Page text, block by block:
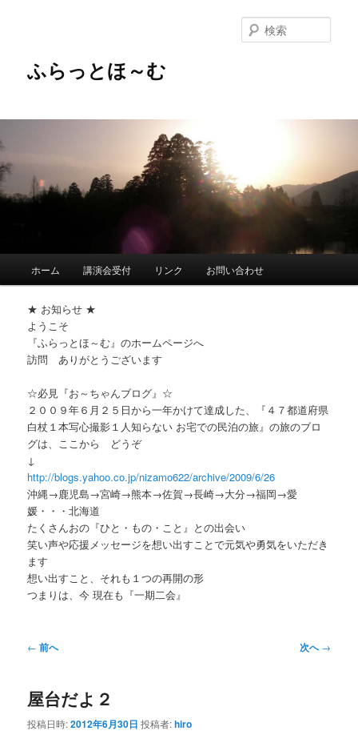
へ
移
動
ふらっとほ～む
索
ホーム 講演会受付 リンク お問い合わせ
★ お知らせ ★
ようこそ
『ふらっとほ～む』のホームページへ
訪問 ありがとうございます
☆必見『お～ちゃんブログ』☆
２００９年６月２５日から一年かけて達成した、『４７都道府県
白杖１本写心撮影１人知らない お宅での民泊の旅』の旅のブロ
グは、ここから どうぞ
↓
http://blogs.yahoo.co.jp/nizamo622/archive/2009/6/26
沖縄→鹿児島→宮崎→熊本→佐賀→長崎→大分→福岡→愛
媛・・・北海道
たくさんおの『ひと・もの・こと』との出会い
笑い声や応援メッセージを想い出すことで元気や勇気をいただき
ます
想い出すこと、それも１つの再開の形
つまりは、今 現在も『一期二会』
投
ビ
ー
← 前へ 次へ→
屋台だよ２
投稿日時:2012年6月30日 投稿者:hiro